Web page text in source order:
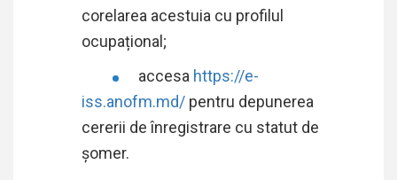
corelarea acestuia cu profilul
ocupațional;
accesa https://e-
iss.anofm.md/ pentru depunerea
cererii de înregistrare cu statut de
șomer.